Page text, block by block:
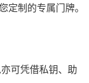
定制的专属门牌。
可凭借私钥、助